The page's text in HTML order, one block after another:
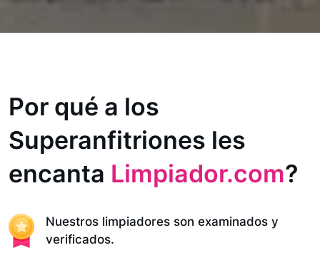
Por qué a los
Superanfitriones les
encanta Limpiador.com?
Nuestros limpiadores son examinados y
verificados.